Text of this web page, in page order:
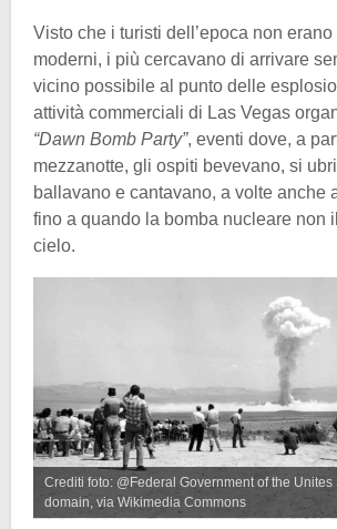
Visto che i turisti dell’epoca non
moderni, i più cercavano di arrivare
vicino possibile al punto delle
attività commerciali di Las Vegas
“Dawn Bomb Party”, eventi dove, a
mezzanotte, gli ospiti bevevano, si
ballavano e cantavano, a volte anche
fino a quando la bomba nucleare non
cielo.
Crediti foto: @Federal Government of the Unites
domain, via Wikimedia Commons